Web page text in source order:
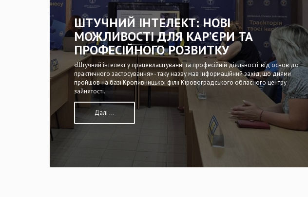
ШТУЧНИЙ ІНТЕЛЕКТ: НОВІ
МОЖЛИВОСТІ ДЛЯ КАР’ЄРИ ТА
ПРОФЕСІЙНОГО РОЗВИТКУ
«Штучний інтелект у працевлаштуванні та професійній діяльності: від основ до
практичного застосування» - таку назву мав інформаційний захід, що днями
пройшов на базі Кропивницької філії Кіровоградського обласного центру
зайнятості.
Далі ...